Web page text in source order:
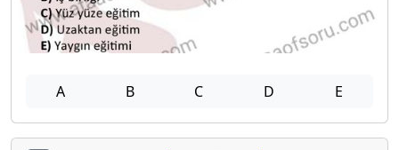
A B C D E